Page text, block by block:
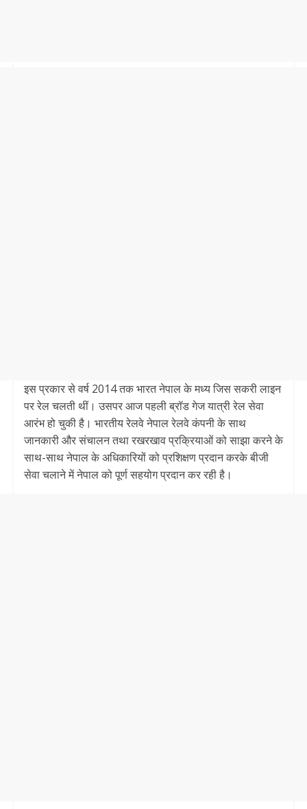
इस प्रकार से वर्ष 2014 तक भारत नेपाल के मध्य जिस सकरी लाइन
पर रेल चलती थीं। उसपर आज पहली ब्रॉड गेज यात्री रेल सेवा
आरंभ हो चुकी है। भारतीय रेलवे नेपाल रेलवे कंपनी के साथ
जानकारी और संचालन तथा रखरखाव प्रक्रियाओं को साझा करने के
साथ-साथ नेपाल के अधिकारियों को प्रशिक्षण प्रदान करके बीजी
सेवा चलाने में नेपाल को पूर्ण सहयोग प्रदान कर रही है।